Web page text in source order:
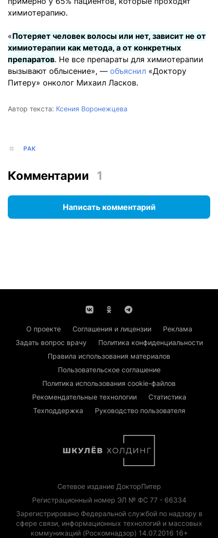
химиотерапию.
«Потеряет человек волосы или нет, зависит не от
химиотерапии как метода, а от конкретных
препаратов. Не все препараты для химиотерапии
вызывают облысение», — объяснил «Доктору
Питеру» онколог Михаил Ласков.
Автор текста: Ксения Воронежцева
РАК
Комментарии 1
Написать комментарий
О проекте Соглашения и лицензии
Реклама
Задать вопрос врачу
Политика конфиденциальности
Правила использования материалов
Пользовательское соглашение
Политика использования cookie-файлов
Рекомендательные технологии
Статистика
Техподдержка
Руководство пользователя
Сетевое издание ДокторПитер
Регистрационный номер ЭЛ № ФС 77 - 66334
Зарегистрировано Федеральной службой по надзору в
сфере связи, информационных технологий и массовых
коммуникаций (Роскомнадзор) 14.07.2016 16+